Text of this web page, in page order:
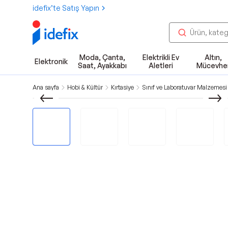
idefix’te Satış Yapın
Elektronik
Moda, Çanta,
Saat, Ayakkabı
Elektrikli Ev
Aletleri
Altın,
Ana sayfa Hobi & Kültür Kırtasiye Sınıf ve Laboratuvar Malzemesi